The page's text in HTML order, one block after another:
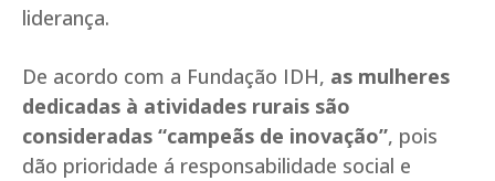
liderança.
De acordo com a Fundação IDH, as mulheres
dedicadas à atividades rurais são
consideradas “campeãs de inovação”, pois
dão prioridade á responsabilidade social e